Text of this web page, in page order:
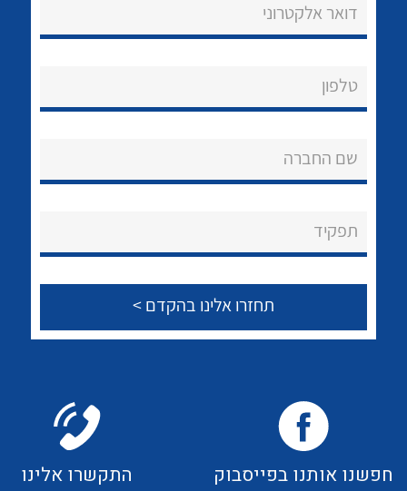
שאלות ותשובות
לכל מוצרי היצרן לכל מוצרי היצרן
דואר אלקטרוני
טלפון
שם החברה
תפקיד
חפשנו אותנו בפייסבוק התקשרו אלינו